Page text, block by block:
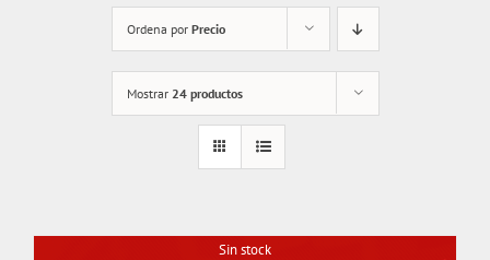
Ordena por Precio
Mostrar 24 productos
Sin stock